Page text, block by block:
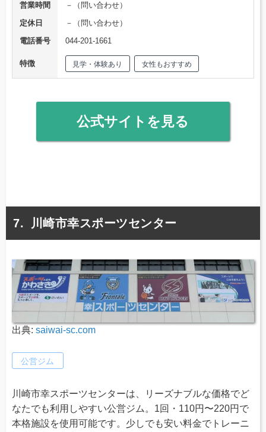
営業時間
－（問い合わせ）
定休日
－（問い合わせ）
電話番号
044-201-1661
特徴 見学・体験あり 女性もおすすめ
公式サイトを見る
川崎市幸スポーツセンター
出典: saiwai-sc.com
公営ジム
川崎市幸スポーツセンターは、リーズナブルな価格でど
なたでも利用しやすい公営ジム。1回・110円〜220円で
本格施設を使用可能です。少しでも安い料金でトレーニ